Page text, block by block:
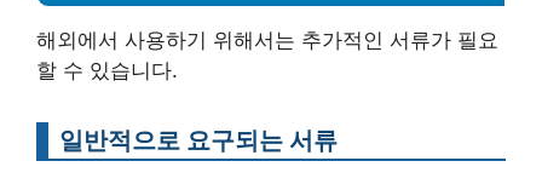
해외에서 사용하기 위해서는 추가적인 서류가 필요
할 수 있습니다.
일반적으로 요구되는 서류